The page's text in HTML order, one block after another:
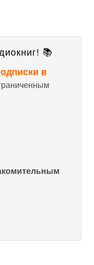
📚
в